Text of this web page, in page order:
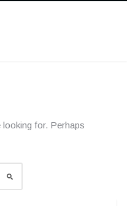
looking for. Perhaps